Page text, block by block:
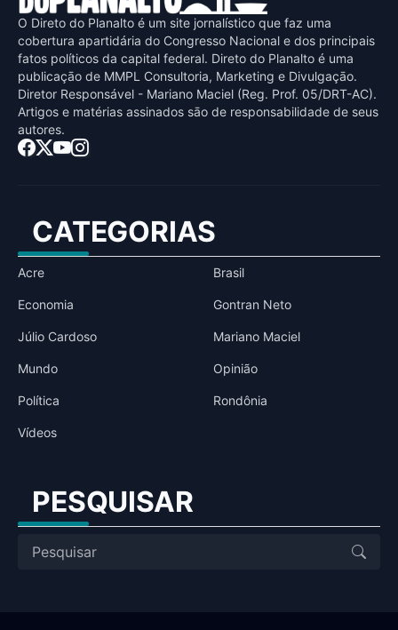
O Direto do Planalto é um site jornalístico que faz uma
cobertura apartidária do Congresso Nacional e dos principais
fatos políticos da capital federal. Direto do Planalto é uma
publicaçāo de MMPL Consultoria, Marketing e Divulgaçāo.
Diretor Responsável - Mariano Maciel (Reg. Prof. 05/DRT-AC).
Artigos e matérias assinados sāo de responsabilidade de seus
autores.
CATEGORIAS
Acre Brasil
Economia Gontran Neto
Júlio Cardoso Mariano Maciel
Mundo Opinião
Política Rondônia
Vídeos
PESQUISAR